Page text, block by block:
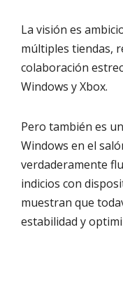
La visión es
múltiples tiendas,
colaboración
Windows y Xbox.
Pero también es
Windows en el
verdaderamente
indicios con
muestran que
estabilidad y